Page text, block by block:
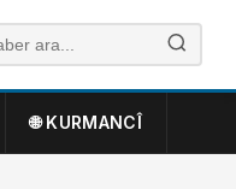
🌐 KURMANCÎ